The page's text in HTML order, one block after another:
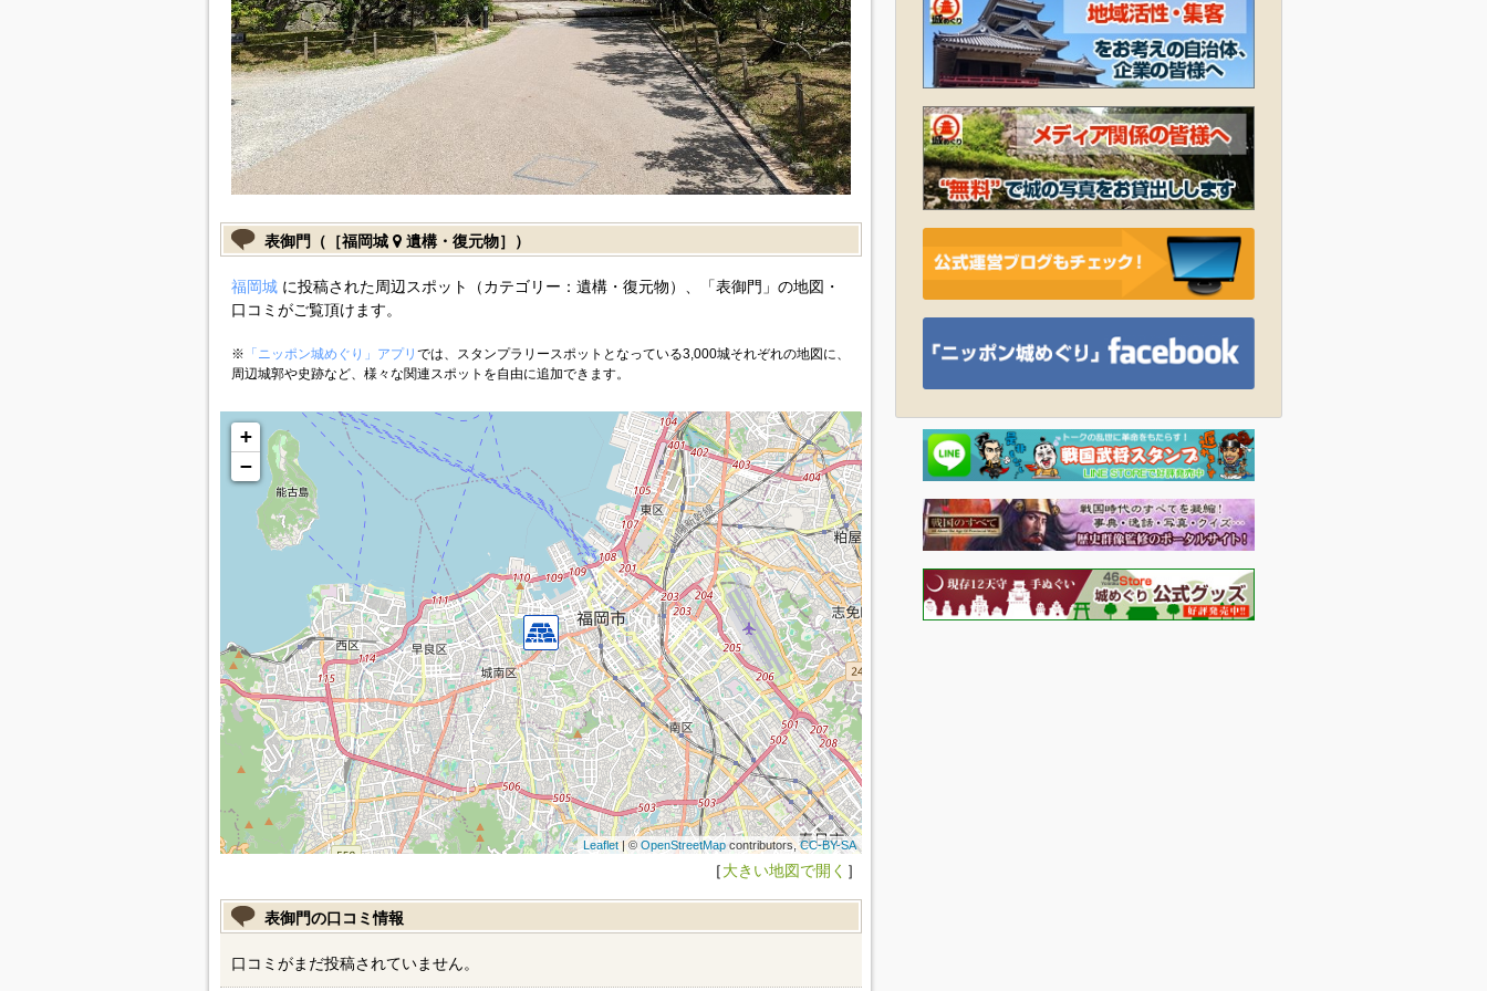
表御門（［福岡城 遺構・復元物］）
福岡城に投稿された周辺スポット（カテゴリー：遺構・復元物）、「表御門」の地図・
口コミがご覧頂けます。
※ 「ニッポン城めぐり」アプリ では、スタンプラリースポットとなっている3,000城それぞれの地図に、
周辺城郭や史跡など、様々な関連スポットを自由に追加できます。
+
−
Leaflet| © OpenStreetMapcontributors,CC-BY-SA
［大きい地図で開く ］
表御門の口コミ情報
口コミがまだ投稿されていません。